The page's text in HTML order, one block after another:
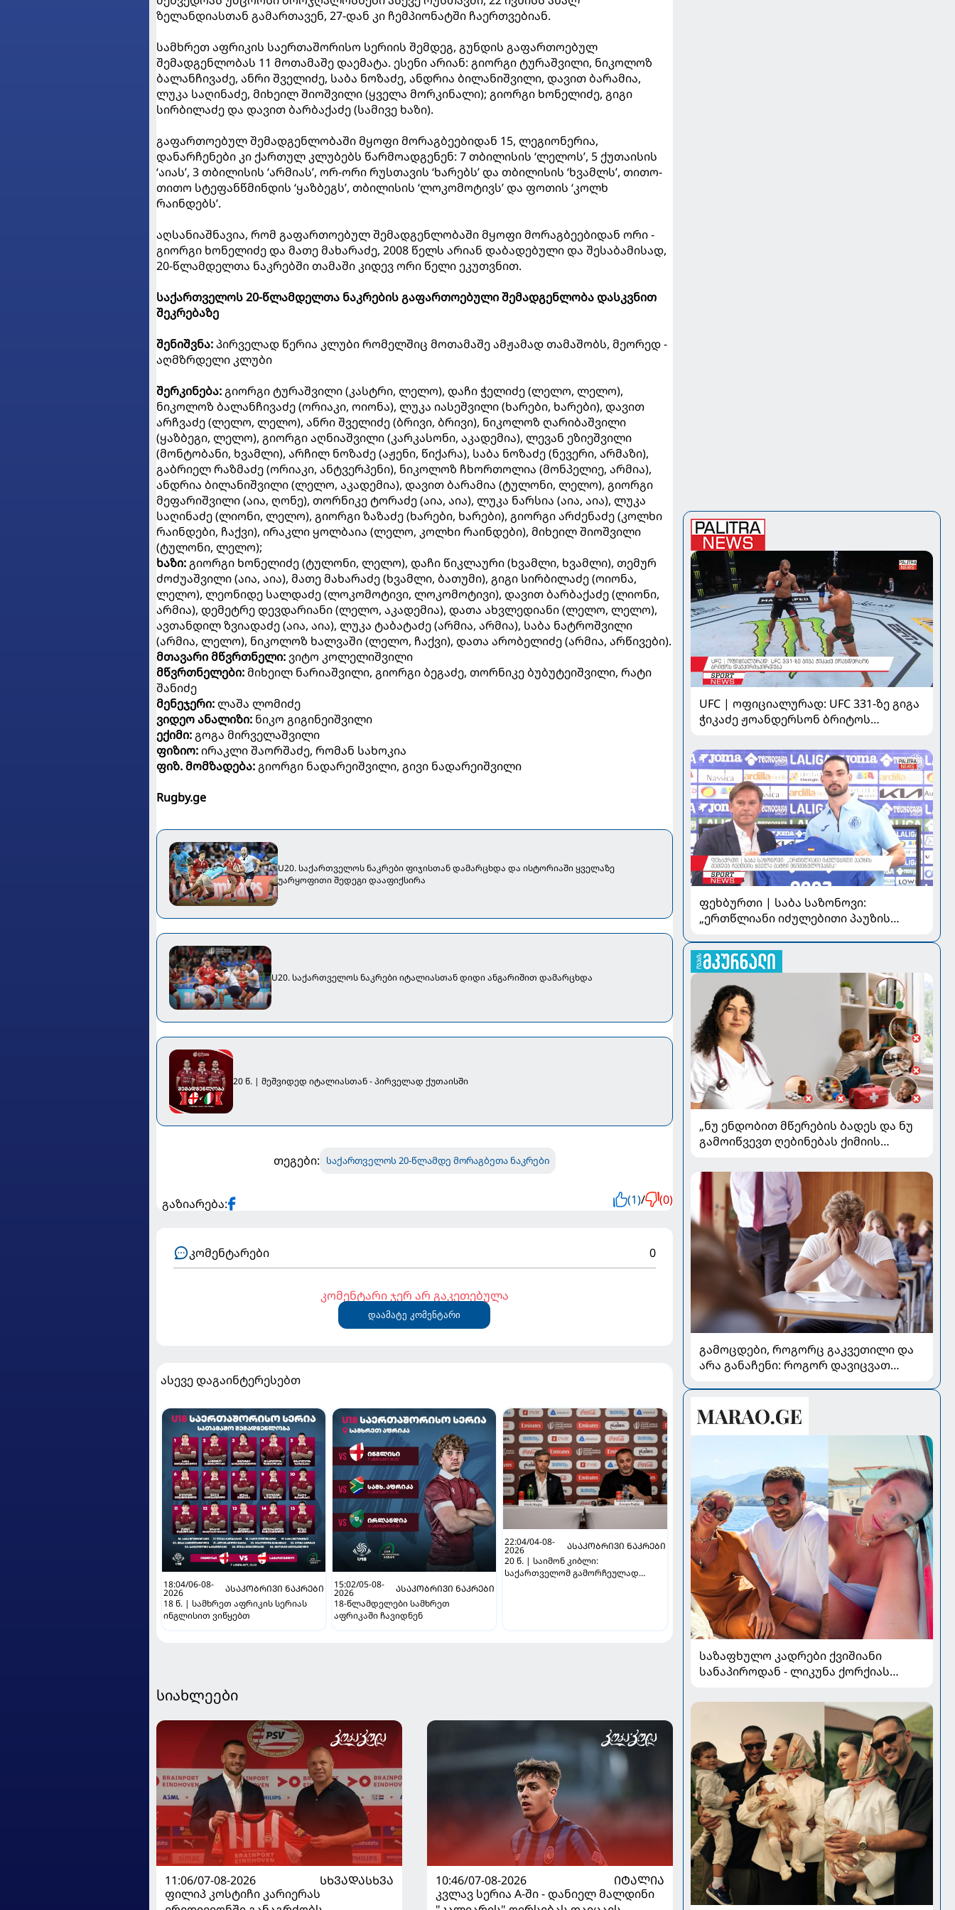
ზელანდიასთან გამართავენ, 27-დან კი ჩემპიონატში ჩაერთვებიან.
სამხრეთ აფრიკის საერთაშორისო სერიის შემდეგ, გუნდის გაფართოებულ
შემადგენლობას 11 მოთამაშე დაემატა. ესენი არიან: გიორგი ტურაშვილი, ნიკოლოზ
ბალანჩივაძე, ანრი შველიძე, საბა ნოზაძე, ანდრია ბილანიშვილი, დავით ბარამია,
ლუკა საღინაძე, მიხეილ შიოშვილი (ყველა მორკინალი); გიორგი ხონელიძე, გიგი
სირბილაძე და დავით ბარბაქაძე (სამივე ხაზი).
გაფართოებულ შემადგენლობაში მყოფი მორაგბეებიდან 15, ლეგიონერია,
დანარჩენები კი ქართულ კლუბებს წარმოადგენენ: 7 თბილისის ‘ლელოს’, 5 ქუთაისის
‘აიას’, 3 თბილისის ‘არმიას’, ორ-ორი რუსთავის ‘ხარებს’ და თბილისის ‘ხვამლს’, თითო-
თითო სტეფანწმინდის ‘ყაზბეგს’, თბილისის ‘ლოკომოტივს’ და ფოთის ‘კოლხ
რაინდებს’.
აღსანიაშნავია, რომ გაფართოებულ შემადგენლობაში მყოფი მორაგბეებიდან ორი -
გიორგი ხონელიძე და მათე მახარაძე, 2008 წელს არიან დაბადებული და შესაბამისად,
20-წლამდელთა ნაკრებში თამაში კიდევ ორი წელი ეკუთვნით.
საქართველოს 20-წლამდელთა ნაკრების გაფართოებული შემადგენლობა დასკვნით
შეკრებაზე
შენიშვნა:პირველად წერია კლუბი რომელშიც მოთამაშე ამჟამად თამაშობს, მეორედ -
აღმზრდელი კლუბი
შერკინება:გიორგი ტურაშვილი (კასტრი, ლელო), დაჩი ჭელიძე (ლელო, ლელო),
ნიკოლოზ ბალანჩივაძე (ორიაკი, ოიონა), ლუკა იასეშვილი (ხარები, ხარები), დავით
არჩვაძე (ლელო, ლელო), ანრი შველიძე (ბრივი, ბრივი), ნიკოლოზ ღარიბაშვილი
(ყაზბეგი, ლელო), გიორგი აღნიაშვილი (კარკასონი, აკადემია), ლევან ეზიეშვილი
(მონტობანი, ხვამლი), არჩილ ნოზაძე (აჟენი, წიქარა), საბა ნოზაძე (ნევერი, არმაზი),
გაბრიელ რაზმაძე (ორიაკი, ანტვერპენი), ნიკოლოზ ჩხორთოლია (მონპელიე, არმია),
ანდრია ბილანიშვილი (ლელო, აკადემია), დავით ბარამია (ტულონი, ლელო), გიორგი
მეფარიშვილი (აია, ღონე), თორნიკე ტორაძე (აია, აია), ლუკა ნარსია (აია, აია), ლუკა
საღინაძე (ლიონი, ლელო), გიორგი ზაზაძე (ხარები, ხარები), გიორგი არძენაძე (კოლხი
რაინდები, ჩაქვი), ირაკლი ყოლბაია (ლელო, კოლხი რაინდები), მიხეილ შიოშვილი
(ტულონი, ლელო);
ხაზი:გიორგი ხონელიძე (ტულონი, ლელო), დაჩი წიკლაური (ხვამლი, ხვამლი), თემურ
ძოძუაშვილი (აია, აია), მათე მახარაძე (ხვამლი, ბათუმი), გიგი სირბილაძე (ოიონა,
ლელო), ლეონიდე სალდაძე (ლოკომოტივი, ლოკომოტივი), დავით ბარბაქაძე (ლიონი,
არმია), დემეტრე დევდარიანი (ლელო, აკადემია), დათა ახვლედიანი (ლელო, ლელო),
ავთანდილ ზვიადაძე (აია, აია), ლუკა ტაბატაძე (არმია, არმია), საბა ნატროშვილი
(არმია, ლელო), ნიკოლოზ ხალვაში (ლელო, ჩაქვი), დათა არობელიძე (არმია, არწივები).
მთავარი მწვრთნელი: ვიტო კოლელიშვილი
მწვრთნელები:მიხეილ ნარიაშვილი, გიორგი ბეგაძე, თორნიკე ბუბუტეიშვილი, რატი
შანიძე
მენეჯერი:ლაშა ლომიძე
ვიდეო ანალიზი: ნიკო გიგინეიშვილი
ექიმი:გოგა მირველაშვილი
ფიზიო:ირაკლი შაორშაძე, რომან სახოკია
ფიზ. მომზადება:გიორგი ნადარეიშვილი, გივი ნადარეიშვილი
Rugby.ge
U20. საქართველოს ნაკრები ფიჯისთან დამარცხდა და ისტორიაში ყველაზე
უარყოფითი შედეგი დააფიქსირა
U20. საქართველოს ნაკრები იტალიასთან დიდი ანგარიშით დამარცხდა
20 წ. | მეშვიდედ იტალიასთან - პირველად ქუთაისში
თეგები: საქართველოს 20-წლამდე მორაგბეთა ნაკრები
გაზიარება: (1)/ (0)
კომენტარები 0
კომენტარი ჯერ არ გაკეთებულა
დაამატე კომენტარი
ასევე დაგაინტერესებთ
18:04/06-08-
2026
ᲐᲡᲐᲙᲝᲑᲠᲘᲕᲘ ᲜᲐᲙᲠᲔᲑᲘ
18 წ. | სამხრეთ აფრიკის სერიას
ინგლისით ვიწყებთ
15:02/05-08-
2026
ᲐᲡᲐᲙᲝᲑᲠᲘᲕᲘ ᲜᲐᲙᲠᲔᲑᲘ
18-წლამდელები სამხრეთ
აფრიკაში ჩავიდნენ
22:04/04-08-
2026
ᲐᲡᲐᲙᲝᲑᲠᲘᲕᲘ ᲜᲐᲙᲠᲔᲑᲘ
20 წ. | საიმონ კიბლი:
საქართველომ გამორჩეულად
სიახლეები
11:06/07-08-2026
ᲡᲮᲕᲐᲓᲐᲡᲮᲕᲐ
ფილიპ კოსტიჩი კარიერას
10:46/07-08-2026
ᲘᲢᲐᲚᲘᲐ
კვლავ სერია A-ში - დანიელ მალდინი
UFC | ოფიციალურად: UFC 331-ზე გიგა
ჭიკაძე ჟოანდერსონ ბრიტოს
ფეხბურთი | საბა საზონოვი:
„ერთწლიანი იძულებითი პაუზის
მნიშვნელოვანია“
„ნუ ენდობით მწერების ბადეს და ნუ
გამოიწვევთ ღებინებას ქიმიის
ბავშვი კრიტიკულ სიტუაციაში,
პედიატრ სალომე ახვლედიანის
რჩევები
გამოცდები, როგორც გაკვეთილი და
არა განაჩენი: როგორ დავიცვათ
საზაფხულო კადრები ქვიშიანი
სანაპიროდან - ლიკუნა ქორქიას